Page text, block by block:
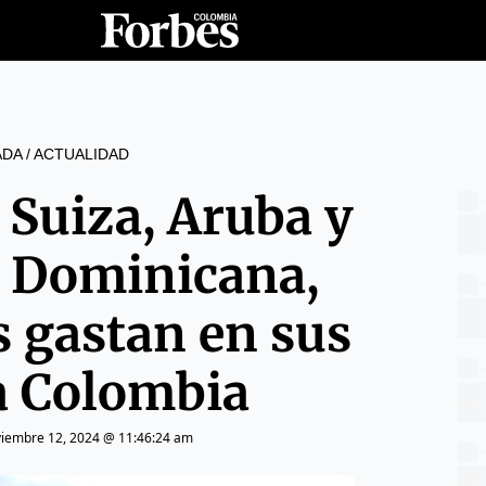
/ACTUALIDAD
Aruba y
gastan en sus
Colombia
12, 2024 @ 11:46:24 am